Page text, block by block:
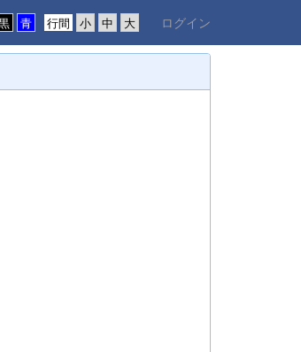
行間 ログイン